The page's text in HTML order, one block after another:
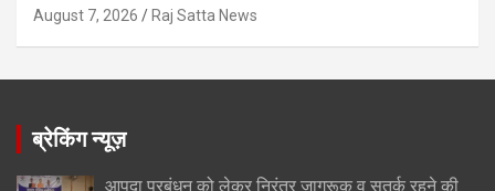
August 7, 2026 Raj Satta News
ब्रेकिंग न्यूज़
आपदा प्रबंधन को लेकर निरंतर जागरूक व सतर्क रहने की